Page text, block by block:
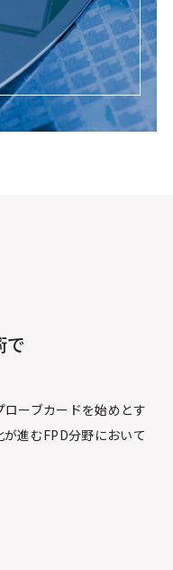
で
ーブカードを始めとす
進むFPD分野において